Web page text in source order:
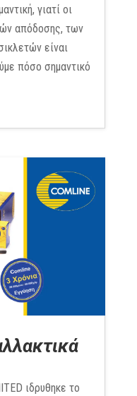
γιατί οι
απόδοσης, των
είναι
πόσο σημαντικό
ιδρυθηκε το